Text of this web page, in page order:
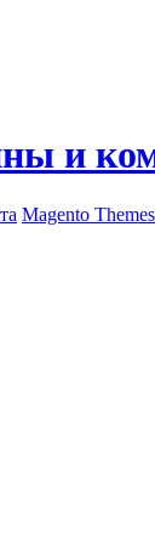
и
Magento Themes